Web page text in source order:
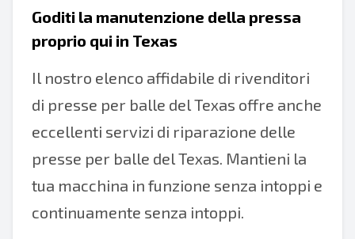
Goditi la manutenzione della pressa
proprio qui in Texas
Il nostro elenco affidabile di rivenditori
di presse per balle del Texas offre anche
eccellenti servizi di riparazione delle
presse per balle del Texas. Mantieni la
tua macchina in funzione senza intoppi e
continuamente senza intoppi.